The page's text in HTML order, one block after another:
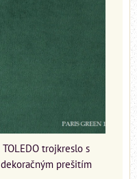
TOLEDO trojkreslo s
dekoračným prešitím